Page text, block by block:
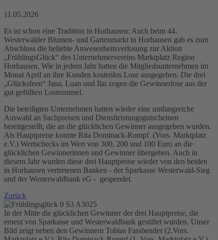
11.05.2026
Es ist schon eine Tradition in Horhausen: Auch beim 44.
Westerwälder Blumen- und Gartenmarkt in Horhausen gab es zum
Abschluss die beliebte Anwesenheitsverlosung zur Aktion
„FrühlingsGlück“ des Unternehmervereins Marktplatz Region
Horhausen. Wie in jedem Jahr hatten die Mitgliedsunternehmen im
Monat April an ihre Kunden kostenlos Lose ausgegeben. Die drei
„Glücksfeen“ Jana, Luan und Ilai zogen die Gewinnerlose aus der
gut gefüllten Lostrommel.
Die beteiligten Unternehmen hatten wieder eine umfangreiche
Auswahl an Sachpreisen und Dienstleistungsgutscheinen
bereitgestellt, die an die glücklichen Gewinner ausgegeben wurden.
Als Hauptpreise konnte Rita Dominack-Rumpf (Vors. Marktplatz
e.V.) Wertschecks im Wert von 300, 200 und 100 Euro an die
glücklichen Gewinnerinnen und Gewinner übergeben. Auch in
diesem Jahr wurden diese drei Hauptpreise wieder von den beiden
in Horhausen vertretenen Banken - der Sparkasse Westerwald-Sieg
und der Westerwaldbank eG - gespendet.
Zurück
In der Mitte die glücklichen Gewinner der drei Hauptpreise, die
erneut von Sparkasse und Westerwaldbank gestiftet wurden. Unser
Bild zeigt neben den Gewinnern Tobias Fassbender (2.Vors.